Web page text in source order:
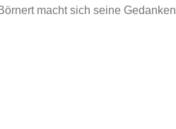
macht sich seine Gedanken